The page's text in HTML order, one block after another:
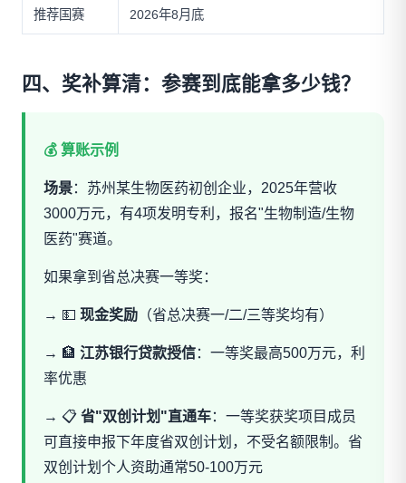
推荐国赛 2026年8月底
四、奖补算清：参赛到底能拿多少钱？
💰 算账示例
场景：苏州某生物医药初创企业，2025年营收
3000万元，有4项发明专利，报名"生物制造/生物
医药"赛道。
如果拿到省总决赛一等奖：
→ 💵 现金奖励 （省总决赛一/二/三等奖均有）
→ 🏦 江苏银行贷款授信：一等奖最高500万元，利
率优惠
→ 📋 省"双创计划"直通车：一等奖获奖项目成员
可直接申报下年度省双创计划，不受名额限制。省
双创计划个人资助通常50-100万元